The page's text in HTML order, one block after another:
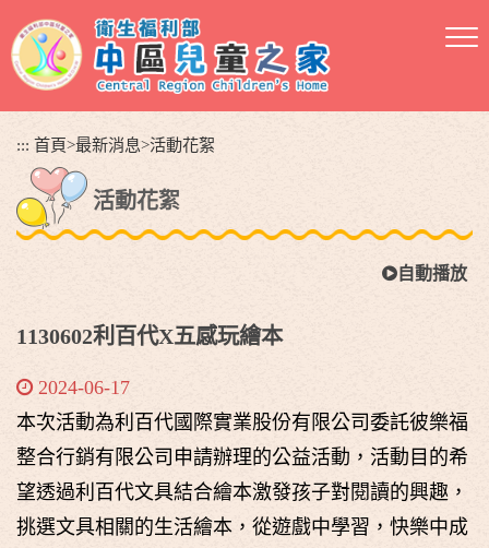
到
主
::: 首頁>最新消息>活動花絮
活動花絮
自動播放
1130602利百代X五感玩繪本
2024-06-17
本次活動為利百代國際實業股份有限公司委託彼樂福
整合行銷有限公司申請辦理的公益活動，活動目的希
望透過利百代文具結合繪本激發孩子對閱讀的興趣，
挑選文具相關的生活繪本，從遊戲中學習，快樂中成